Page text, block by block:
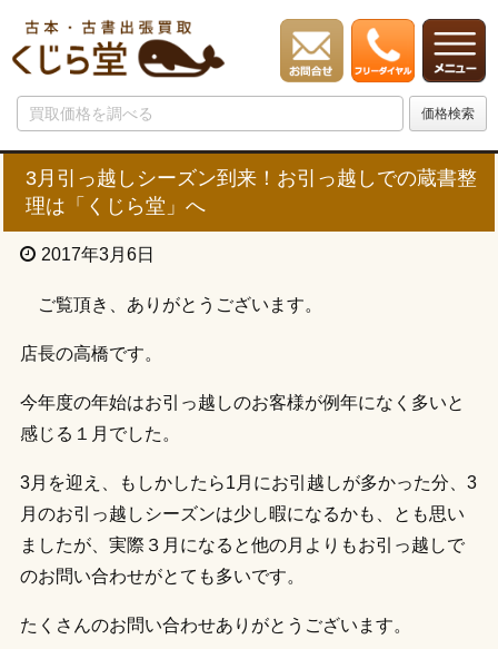
3月引っ越しシーズン到来！お引っ越しでの蔵書整
理は「くじら堂」へ
2017年3月6日
ご覧頂き、ありがとうございます。
店長の高橋です。
今年度の年始はお引っ越しのお客様が例年になく多いと
感じる１月でした。
3月を迎え、もしかしたら1月にお引越しが多かった分、3
月のお引っ越しシーズンは少し暇になるかも、とも思い
ましたが、実際３月になると他の月よりもお引っ越しで
のお問い合わせがとても多いです。
たくさんのお問い合わせありがとうございます。